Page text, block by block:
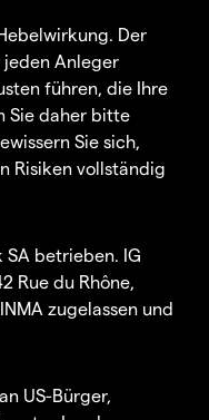
Der
jeden Anleger
führen, die Ihre
Sie daher bitte
Sie sich,
Risiken vollständig
SA betrieben. IG
Rue du Rhône,
zugelassen und
US-Bürger,